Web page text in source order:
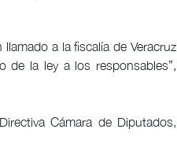
a la fiscalía de Veracruz
de la ley a los responsables”,
Cámara de Diputados,